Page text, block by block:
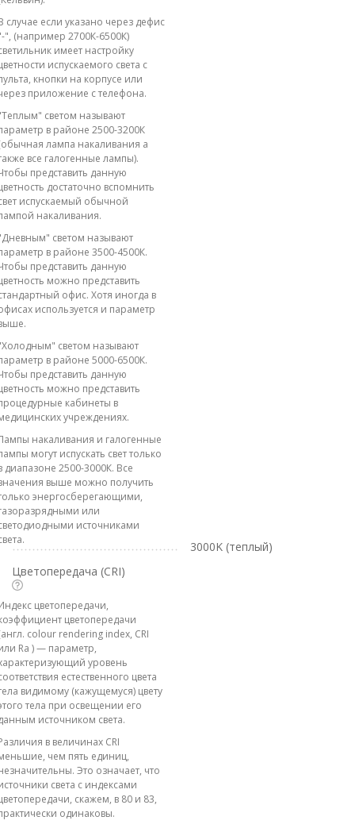
случае если указано через дефис
", (например 2700К-6500К)
имеет настройку
испускаемого света с
кнопки на корпусе или
приложение с телефона.
светом называют
в районе 2500-3200К
лампа накаливания а
все галогенные лампы).
представить данную
достаточно вспомнить
испускаемый обычной
накаливания.
светом называют
в районе 3500-4500К.
представить данную
можно представить
офис. Хотя иногда в
используется и параметр
светом называют
в районе 5000-6500К.
представить данную
можно представить
кабинеты в
учреждениях.
накаливания и галогенные
могут испускать свет только
диапазоне 2500-3000К. Все
выше можно получить
энергосберегающими,
или
источниками
3000K (теплый)
Цветопередача (CRI)
цветопередачи,
цветопередачи
colour rendering index, CRI
Ra ) — параметр,
уровень
естественного цвета
видимому (кажущемуся) цвету
тела при освещении его
источником света.
в величинах CRI
чем пять единиц,
Это означает, что
света с индексами
скажем, в 80 и 83,
одинаковы.